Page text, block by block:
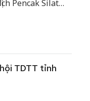
Pencak Silat
TDTT tỉnh